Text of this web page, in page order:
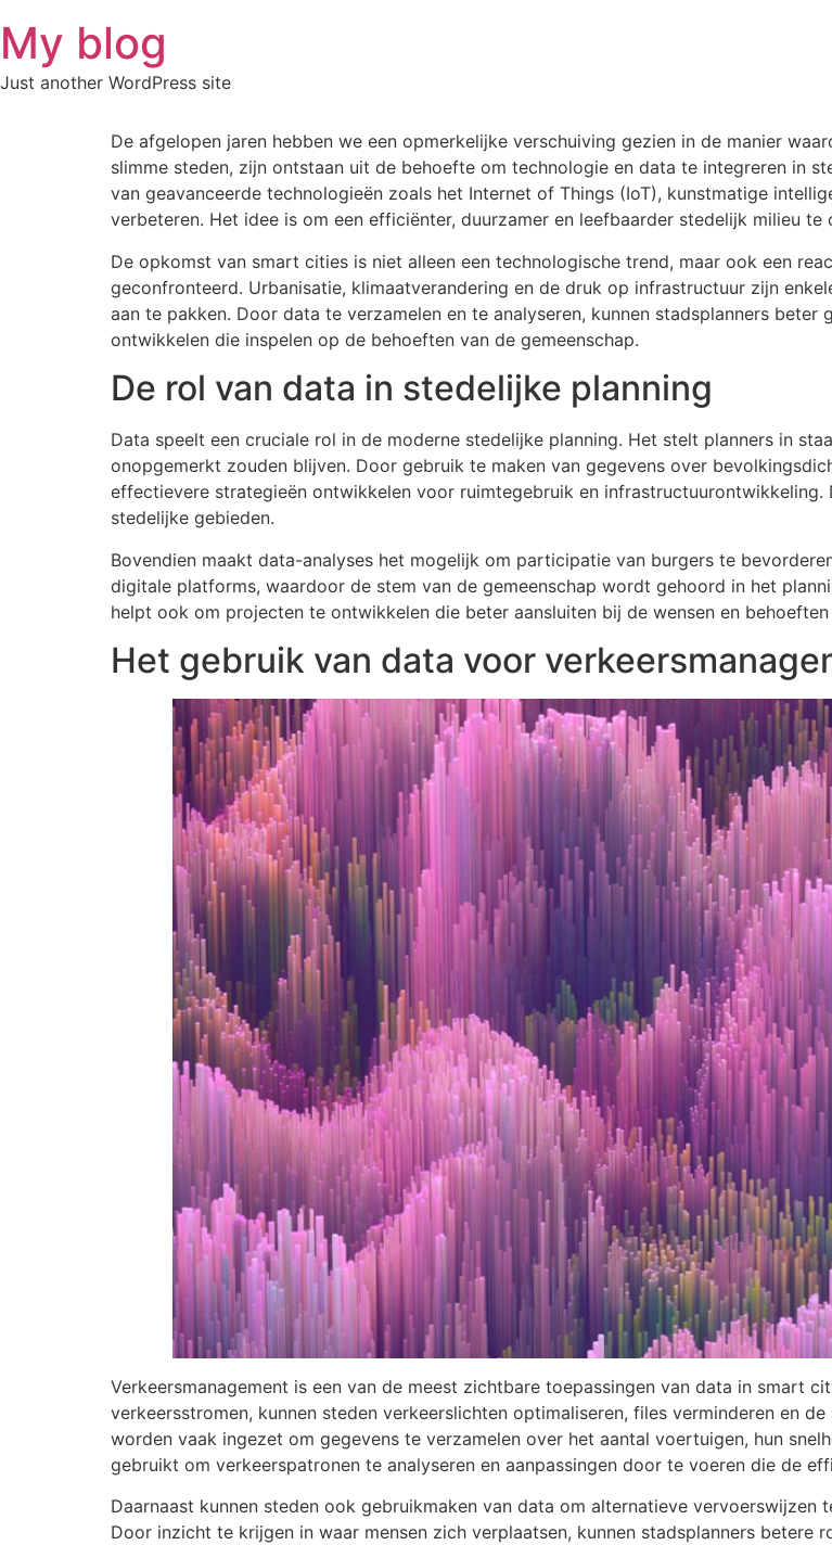
to
content
My blog
Just another WordPress site
De afgelopen jaren hebben we een opmerkelijke verschuiving gezien in de manier
slimme steden, zijn ontstaan uit de behoefte om technologie en data te integreren in
van geavanceerde technologieën zoals het Internet of Things (IoT), kunstmatige
verbeteren. Het idee is om een efficiënter, duurzamer en leefbaarder stedelijk milieu te
De opkomst van smart cities is niet alleen een technologische trend, maar ook een
geconfronteerd. Urbanisatie, klimaatverandering en de druk op infrastructuur zijn
aan te pakken. Door data te verzamelen en te analyseren, kunnen stadsplanners
ontwikkelen die inspelen op de behoeften van de gemeenschap.
De rol van data in stedelijke planning
Data speelt een cruciale rol in de moderne stedelijke planning. Het stelt planners in
onopgemerkt zouden blijven. Door gebruik te maken van gegevens over
effectievere strategieën ontwikkelen voor ruimtegebruik en
stedelijke gebieden.
Bovendien maakt data-analyses het mogelijk om participatie van burgers te
digitale platforms, waardoor de stem van de gemeenschap wordt gehoord in het
helpt ook om projecten te ontwikkelen die beter aansluiten bij de wensen en
Het gebruik van data voor
Verkeersmanagement is een van de meest zichtbare toepassingen van data in smart
verkeersstromen, kunnen steden verkeerslichten optimaliseren, files verminderen en
worden vaak ingezet om gegevens te verzamelen over het aantal voertuigen, hun
gebruikt om verkeerspatronen te analyseren en aanpassingen door te voeren die de
Daarnaast kunnen steden ook gebruikmaken van data om alternatieve vervoerswijzen
Door inzicht te krijgen in waar mensen zich verplaatsen, kunnen stadsplanners betere